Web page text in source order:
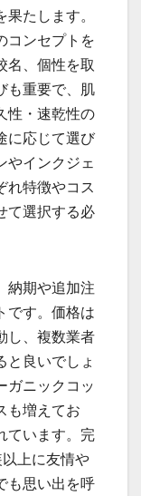
たします。
コンセプトを
名、個性を取
も重要で、肌
性・速乾性の
に応じて選び
やインクジェ
れ特徴やコス
て選択する必
納期や追加注
です。価格は
し、複数業者
と良いでしょ
ガニックコッ
も増えてお
ています。完
上に友情や
も思い出を呼